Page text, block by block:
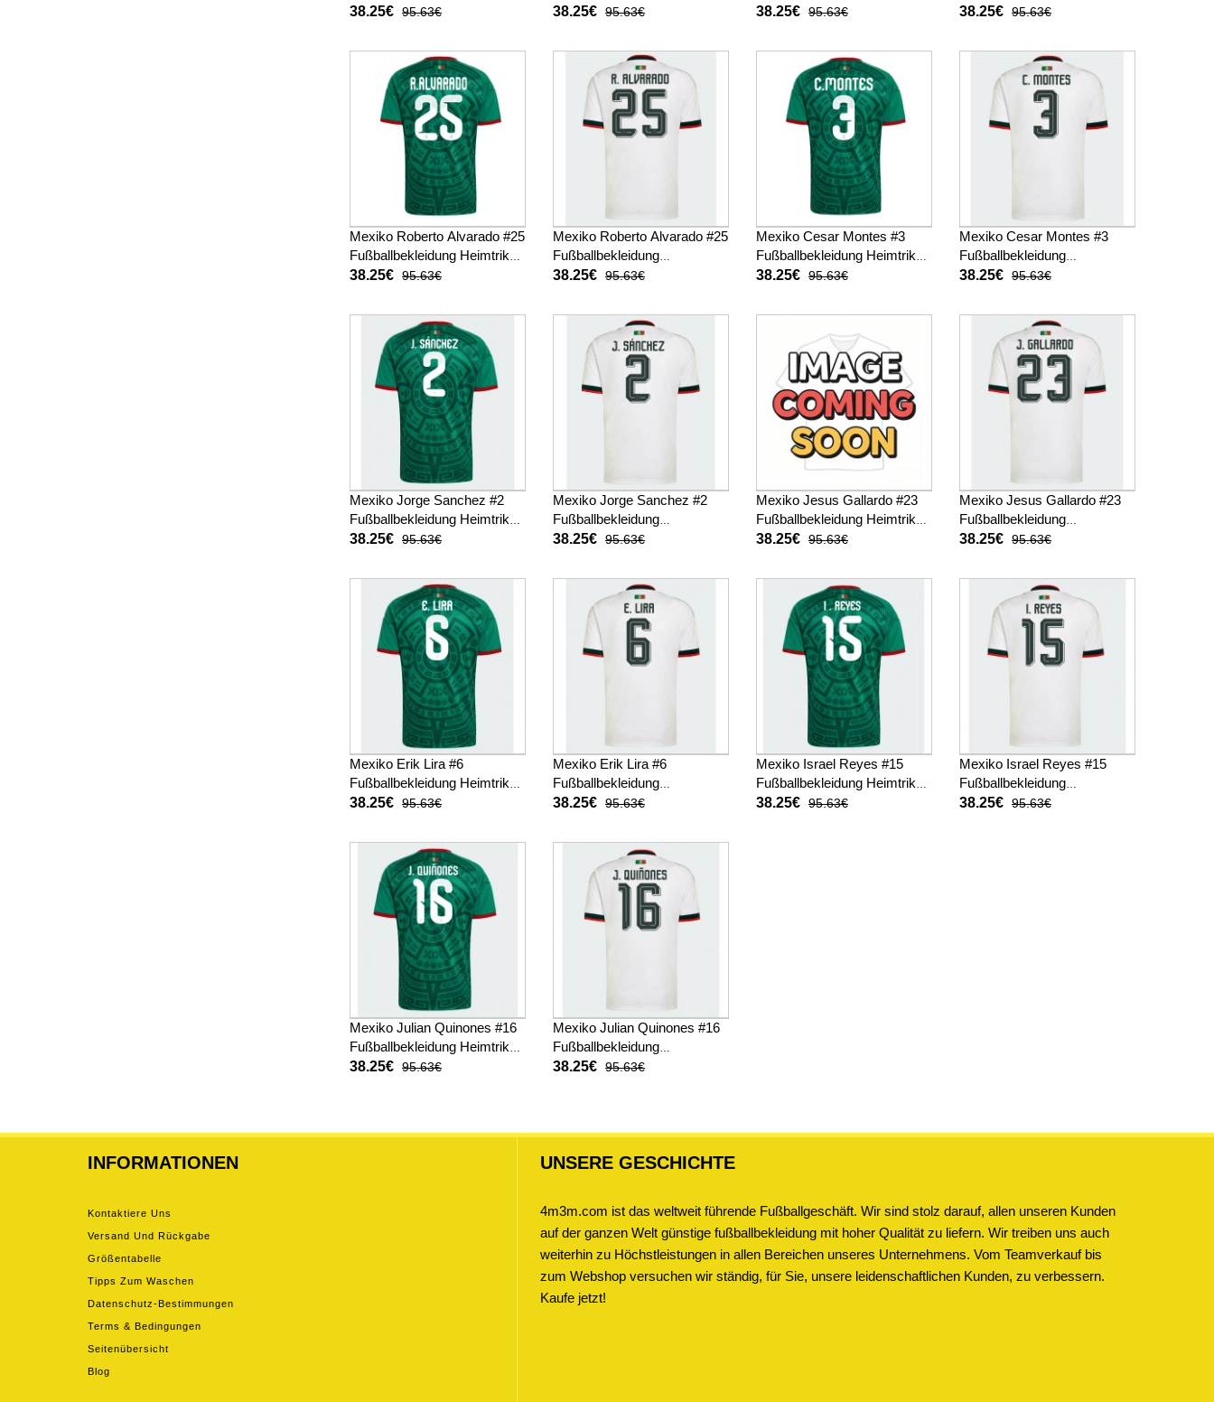
WM 2026 Kurzarm
38.25€ 95.63€
Auswärtstrikot WM 2026
38.25€ 95.63€
Heimtrikot WM 2026 Kurzarm
38.25€ 95.63€
Auswärtstrikot WM 2026
38.25€ 95.63€
Mexiko Roberto Alvarado #25
Fußballbekleidung Heimtrikot
WM 2026 Kurzarm
38.25€ 95.63€
Mexiko Roberto Alvarado #25
Fußballbekleidung
Auswärtstrikot WM 2026
38.25€ 95.63€
Mexiko Cesar Montes #3
Fußballbekleidung Heimtrikot
WM 2026 Kurzarm
38.25€ 95.63€
Mexiko Cesar Montes #3
Fußballbekleidung
Auswärtstrikot WM 2026
38.25€ 95.63€
Mexiko Jorge Sanchez #2
Fußballbekleidung Heimtrikot
WM 2026 Kurzarm
38.25€ 95.63€
Mexiko Jorge Sanchez #2
Fußballbekleidung
Auswärtstrikot WM 2026
38.25€ 95.63€
Mexiko Jesus Gallardo #23
Fußballbekleidung Heimtrikot
WM 2026 Kurzarm
38.25€ 95.63€
Mexiko Jesus Gallardo #23
Fußballbekleidung
Auswärtstrikot WM 2026
38.25€ 95.63€
Mexiko Erik Lira #6
Fußballbekleidung Heimtrikot
WM 2026 Kurzarm
38.25€ 95.63€
Mexiko Erik Lira #6
Fußballbekleidung
Auswärtstrikot WM 2026
38.25€ 95.63€
Mexiko Israel Reyes #15
Fußballbekleidung Heimtrikot
WM 2026 Kurzarm
38.25€ 95.63€
Mexiko Israel Reyes #15
Fußballbekleidung
Auswärtstrikot WM 2026
38.25€ 95.63€
Mexiko Julian Quinones #16
Fußballbekleidung Heimtrikot
WM 2026 Kurzarm
38.25€ 95.63€
Mexiko Julian Quinones #16
Fußballbekleidung
Auswärtstrikot WM 2026
38.25€ 95.63€
INFORMATIONEN
Kontaktiere Uns
Versand Und Rückgabe
Größentabelle
Tipps Zum Waschen
Datenschutz-Bestimmungen
Terms & Bedingungen
Seitenübersicht
Blog
UNSERE GESCHICHTE
4m3m.com ist das weltweit führende Fußballgeschäft. Wir sind stolz darauf, allen unseren Kunden
auf der ganzen Welt günstige fußballbekleidung mit hoher Qualität zu liefern. Wir treiben uns auch
weiterhin zu Höchstleistungen in allen Bereichen unseres Unternehmens. Vom Teamverkauf bis
zum Webshop versuchen wir ständig, für Sie, unsere leidenschaftlichen Kunden, zu verbessern.
Kaufe jetzt!